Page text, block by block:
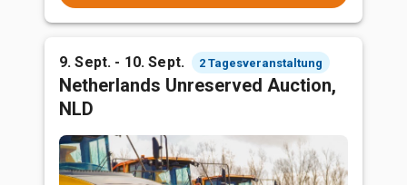
9. Sept. - 10. Sept. 2 Tagesveranstaltung
Netherlands Unreserved Auction,
NLD